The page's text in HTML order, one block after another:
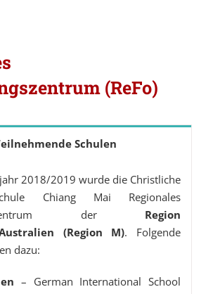
(ReFo)
Schulen
2018/2019 wurde die Christliche
Chiang Mai Regionales
der Region
(Region M). Folgende
dazu:
– German International School